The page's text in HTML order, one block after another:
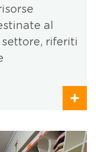
al
riferiti